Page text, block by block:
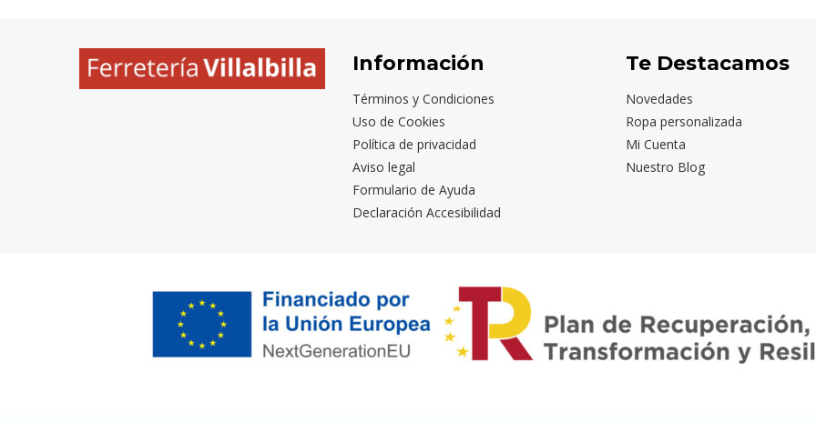
Información
Términos y Condiciones
Uso de Cookies
Política de privacidad
Aviso legal
Formulario de Ayuda
Declaración Accesibilidad
Te Destacamos
Novedades
Ropa personalizada
Mi Cuenta
Nuestro Blog